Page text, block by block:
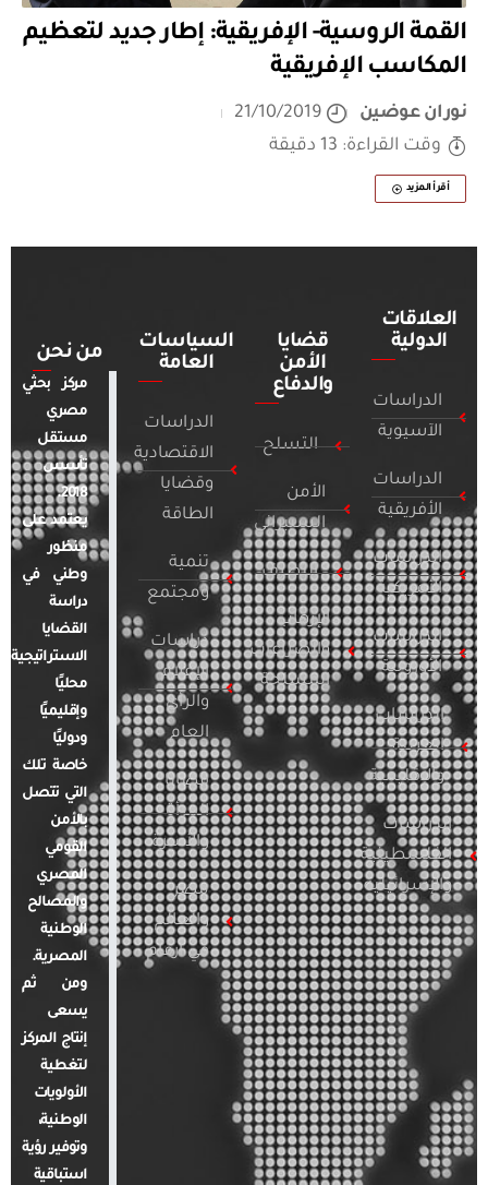
القمة الروسية- الإفريقية: إطار جديد لتعظيم
المكاسب الإفريقية
نوران عوضين
21/10/2019
وقت القراءة: 13 دقيقة
أقرأ المزيد
العلاقات
الدولية
الدراسات
الآسيوية
الدراسات
الأفريقية
الدراسات
الأمريكية
الدراسات
الأوروبية
الدراسات
العربية
والإقليمية
الدراسات
الفلسطينية
والإسرائيلية
قضايا
الأمن
والدفاع
التسلح
الأمن
السيبراني
التطرف
الإرهاب
والصراعات
المسلحة
السياسات
العامة
الدراسات
الاقتصادية
وقضايا
الطاقة
تنمية
ومجتمع
دراسات
الإعلام
والرأي
العام
قضايا
المرأة
والأسرة
مصر
والعالم
في أرقام
من نحن
مركز بحثي
مصري
مستقل
تأسس
2018.
يعتمد على
منظور
وطني في
دراسة
القضايا
الاستراتيجية
محليًا
وإقليميًا
ودوليًا
خاصة تلك
التي تتصل
بالأمن
القومي
المصري
والمصالح
الوطنية
المصرية.
ومن ثم
يسعى
إنتاج المركز
لتغطية
الأولويات
الوطنية،
وتوفير رؤية
استباقية